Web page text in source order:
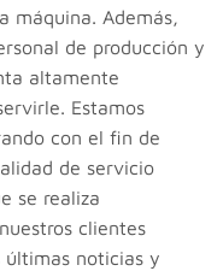
máquina. Además,
de producción y
altamente
Estamos
con el fin de
de servicio
se realiza
clientes
noticias y